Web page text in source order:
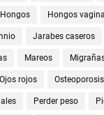
Hongos Hongos
Jarabes caseros
Mareos
Ojos rojos Osteoporosis
Perder peso